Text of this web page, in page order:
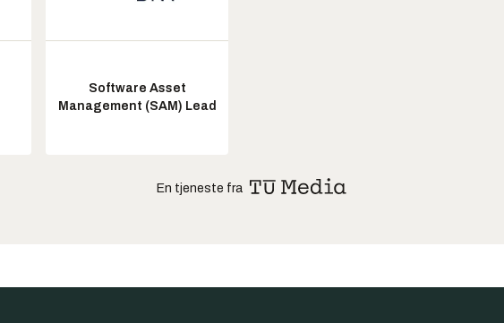
Software Asset
Management (SAM) Lead
En tjeneste fra